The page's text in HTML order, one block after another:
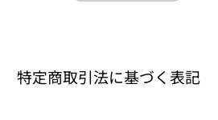
特定商取引法に基づく表記